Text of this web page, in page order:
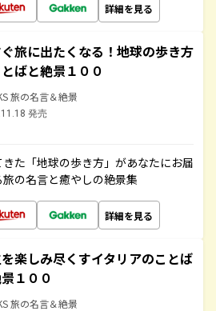
詳細を見る
旅に出たくなる！地球の歩き方
ばと絶景１００
旅の名言＆絶景
発売
た「地球の歩き方」があなたにお届
の名言と癒やしの絶景集
詳細を見る
楽しみ尽くすイタリアのことば
１００
旅の名言＆絶景